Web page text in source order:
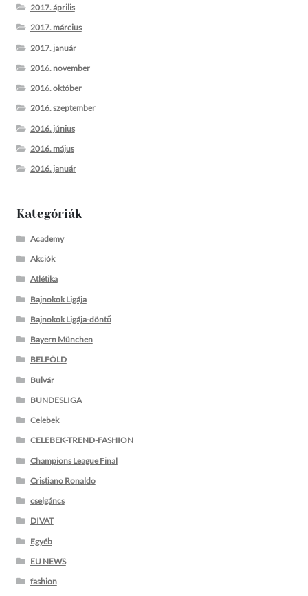
2017. április
2017. március
2017. január
2016. november
2016. október
2016. szeptember
2016. június
2016. május
2016. január
Kategóriák
Academy
Akciók
Atlétika
Bajnokok Ligája
Bajnokok Ligája-döntő
Bayern München
BELFÖLD
Bulvár
BUNDESLIGA
Celebek
CELEBEK-TREND-FASHION
Champions League Final
Cristiano Ronaldo
cselgáncs
DIVAT
Egyéb
EU NEWS
fashion